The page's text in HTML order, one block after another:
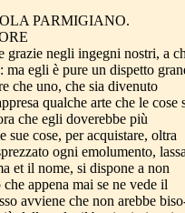
PARMIGIANO.
grazie negli ingegni nostri, a
egli è pure un dispetto
che uno, che sia divenuto
qualche arte che le cose
che egli doverebbe più
sue cose, per acquistare, oltra
ogni emolumento,
et il nome, si dispone a non
appena mai se ne vede il
avviene che non arebbe